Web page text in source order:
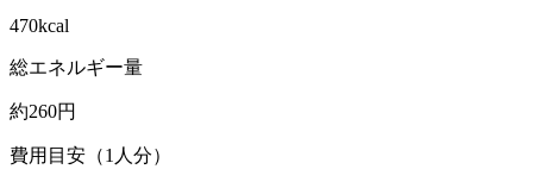
470kcal
総エネルギー量
約260円
費用目安（1人分）